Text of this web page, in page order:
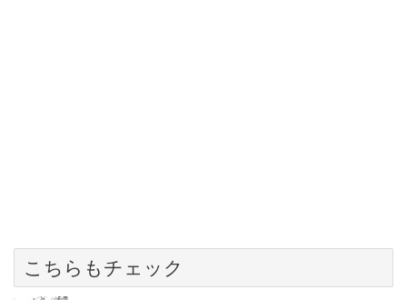
こちらもチェック